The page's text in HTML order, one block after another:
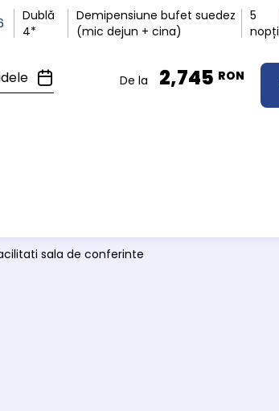
Dublă
4*
Demipensiune bufet suedez
(mic dejun + cina)
5
nopți
De la 2,745 RON
sala de conferinte